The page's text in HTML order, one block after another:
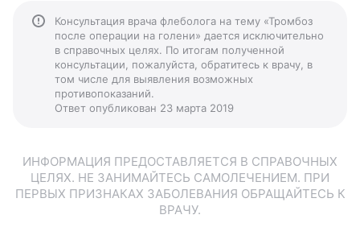
Консультация врача флеболога на тему «Тромбоз
после операции на голени» дается исключительно
в справочных целях. По итогам полученной
консультации, пожалуйста, обратитесь к врачу, в
том числе для выявления возможных
противопоказаний.
Ответ опубликован 23 марта 2019
ИНФОРМАЦИЯ ПРЕДОСТАВЛЯЕТСЯ В СПРАВОЧНЫХ
ЦЕЛЯХ. НЕ ЗАНИМАЙТЕСЬ САМОЛЕЧЕНИЕМ. ПРИ
ПЕРВЫХ ПРИЗНАКАХ ЗАБОЛЕВАНИЯ ОБРАЩАЙТЕСЬ К
ВРАЧУ.